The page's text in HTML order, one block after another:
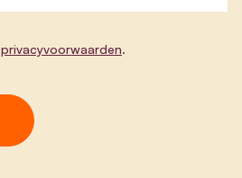
privacyvoorwaarden.